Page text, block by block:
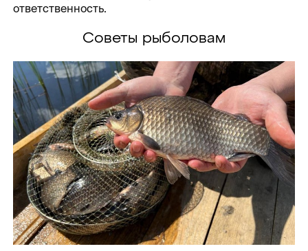
ответственность.
Советы рыболовам